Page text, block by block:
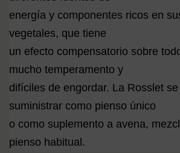
energía y componentes ricos en
vegetales, que tiene
un efecto compensatorio sobre
mucho temperamento y
difíciles de engordar. La Rosslet
suministrar como pienso único
o como suplemento a avena,
pienso habitual.